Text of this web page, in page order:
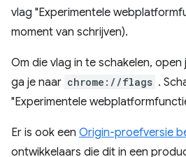
vlag "Experimentele
moment van schrijven).
Om die vlag in te schakelen,
ga je naar chrome://flags .
"Experimentele
Er is ook een Origin-proefversie
ontwikkelaars die dit in een